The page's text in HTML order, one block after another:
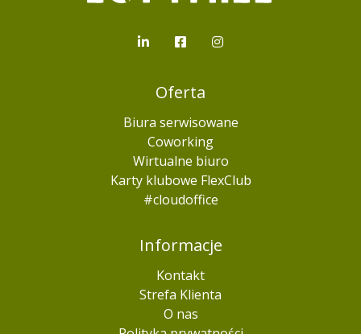
Oferta
Biura serwisowane
Coworking
Wirtualne biuro
Karty klubowe FlexClub
#cloudoffice
Informacje
Kontakt
Strefa Klienta
O nas
LinkedInFacebook